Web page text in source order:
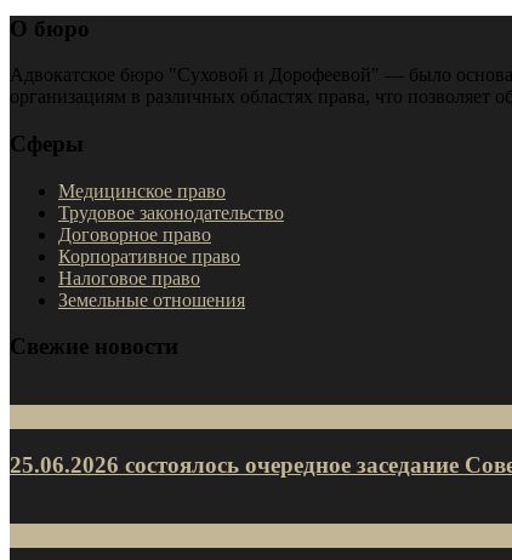
О бюро
Адвокатское бюро "Суховой и Дорофеевой" — было
организациям в различных областях права, что позволяет
Сферы
Медицинское право
Трудовое законодательство
Договорное право
Корпоративное право
Налоговое право
Земельные отношения
Свежие новости
25.06.2026 состоялось очередное заседание